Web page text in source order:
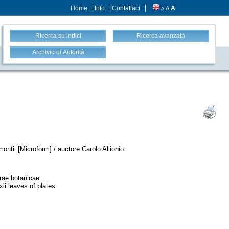
Home Info Contattaci A A A
Ricerca su indici Ricerca avanzata
Archivio di Autorità